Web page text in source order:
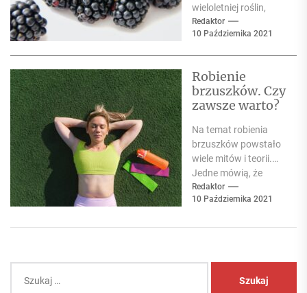
wieloletniej roślin,
porastającej tereny
Ameryki Północnej i
Redaktor
10 Października 2021
Robienie
brzuszków. Czy
zawsze warto?
Na temat robienia
brzuszków powstało
wiele mitów i teorii.
Jedne mówią, że
dobre na
odchudzanie, drugie,
Pewne teorie...
Redaktor
10 Października 2021